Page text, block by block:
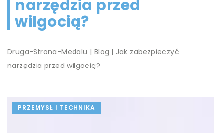
narzędzia przed
wilgocią?
Druga-Strona-Medalu | Blog | Jak zabezpieczyć
narzędzia przed wilgocią?
PRZEMYSŁ I TECHNIKA